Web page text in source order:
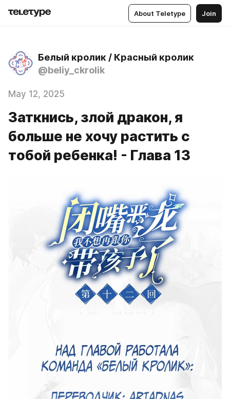
About Teletype Join
Белый кролик / Красный кролик
@beliy_ckrolik
May 12, 2025
Заткнись, злой дракон, я
больше не хочу растить с
тобой ребенка! - Глава 13